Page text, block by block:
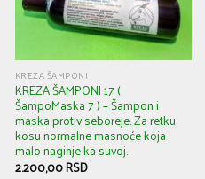
KREZA ŠAMPONI
KREZA ŠAMPONI 17 (
ŠampoMaska 7 ) – Šampon i
maska protiv seboreje. Za retku
kosu normalne masnoće koja
malo naginje ka suvoj.
2.200,00RSD